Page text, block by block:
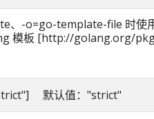
、-o=go-template-file 时使
模板 [http://golang.org/
默认值："strict"